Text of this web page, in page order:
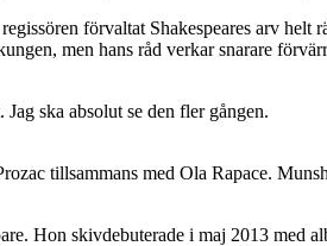
förvaltat Shakespeares arv helt
men hans råd verkar snarare
ska absolut se den fler gången.
tillsammans med Ola Rapace.
Hon skivdebuterade i maj 2013 med